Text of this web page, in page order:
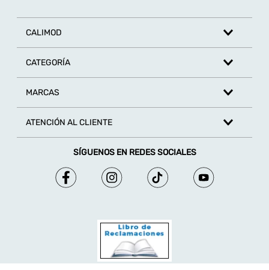
CALIMOD
CATEGORÍA
MARCAS
ATENCIÓN AL CLIENTE
SÍGUENOS EN REDES SOCIALES